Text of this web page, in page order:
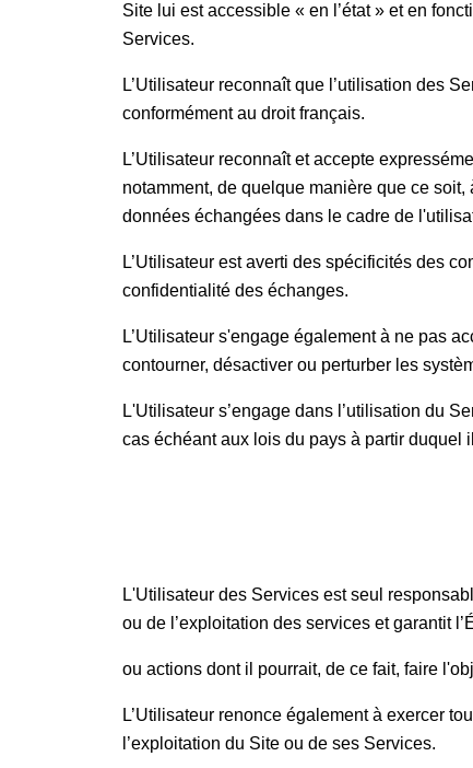
Site lui est accessible « en l’état » et en
Services.
L’Utilisateur reconnaît que l’utilisation des
conformément au droit français.
L’Utilisateur reconnaît et accepte
notamment, de quelque manière que ce
données échangées dans le cadre de
L’Utilisateur est averti des spécificités des
confidentialité des échanges.
L’Utilisateur s'engage également à ne pas
contourner, désactiver ou perturber les
L'Utilisateur s’engage dans l’utilisation du
cas échéant aux lois du pays à partir duquel
L'Utilisateur des Services est seul
ou de l’exploitation des services et garantit
ou actions dont il pourrait, de ce fait, faire
L’Utilisateur renonce également à exercer
l’exploitation du Site ou de ses Services.